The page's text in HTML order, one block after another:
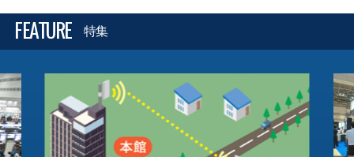
FEATURE 特集